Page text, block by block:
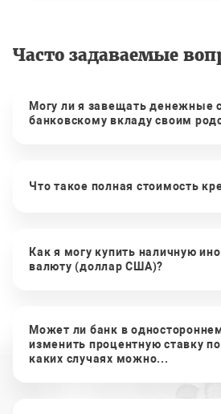
Часто задаваемые
Могу ли я завещать денежные
банковскому вкладу своим
Что такое полная стоимость
Как я могу купить наличную
валюту (доллар США)?
Может ли банк в
изменить процентную ставку
каких случаях можно...